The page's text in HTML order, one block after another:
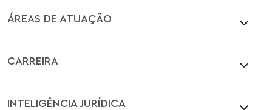
ÁREAS DE ATUAÇÃO
CARREIRA
INTELIGÊNCIA JURÍDICA